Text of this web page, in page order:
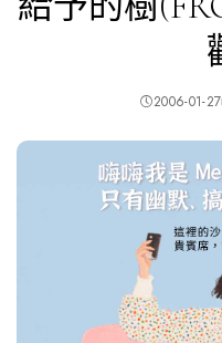
2006-01-27